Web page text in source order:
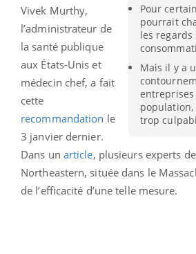
Pour
pourrait
les regards
Mais il y a
population,
trop
Vivek Murthy,
l’administrateur de
la santé publique
aux États-Unis et
médecin chef, a fait
cette
recommandation le
3 janvier dernier.
Dans un article, plusieurs experts
Northeastern, située dans le
de l’efficacité d’une telle mesure.